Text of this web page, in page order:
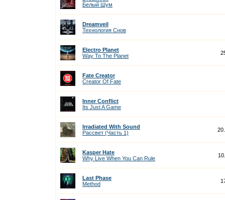
Белый Шум
Dreamveil
Технология Снов
Electro Planet
Way To The Planet
Fate Creator
Creator Of Fate
Inner Conflict
Its Just A Game
Irradiated With Sound
Рассвет (Часть 1)
Kasper Hate
Why Live When You Can Rule
Last Phase
Method